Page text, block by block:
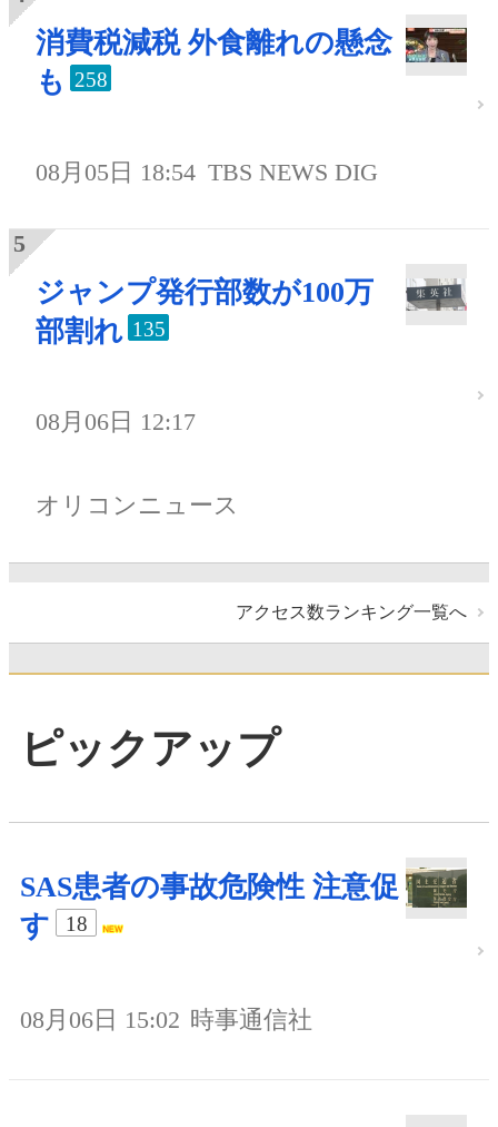
消費税減税 外食離れの懸念
も
258
08月05日 18:54 TBS NEWS DIG
ジャンプ発行部数が100万
部割れ 135
08月06日 12:17
オリコンニュース
アクセス数ランキング一覧へ
ピックアップ
SAS患者の事故危険性 注意促
す
18
08月06日 15:02 時事通信社